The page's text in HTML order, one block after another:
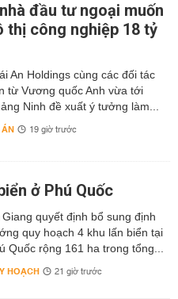
đầu tư ngoại muốn
thị công nghiệp 18 tỷ
An Holdings cùng các đối tác
từ Vương quốc Anh vừa tới
Ninh đề xuất ý tưởng làm...
19 giờ trước
ở Phú Quốc
Giang quyết định bổ sung định
quy hoạch 4 khu lấn biển tại
Quốc rộng 161 ha trong tổng...
HOẠCH 21 giờ trước